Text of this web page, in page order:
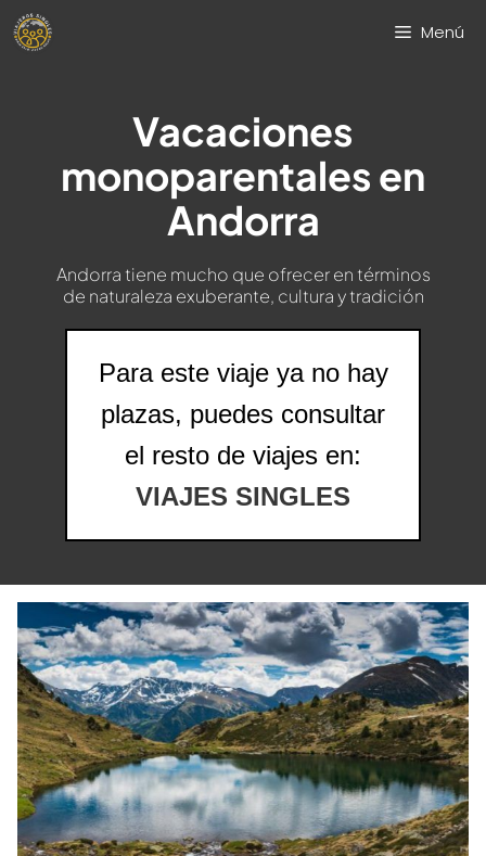
Saltar
Menú
Vacaciones
monoparentales en
Andorra
Andorra tiene mucho que ofrecer en términos
de naturaleza exuberante, cultura y tradición
Para este viaje ya no hay
plazas, puedes consultar
el resto de viajes en:
VIAJES SINGLES